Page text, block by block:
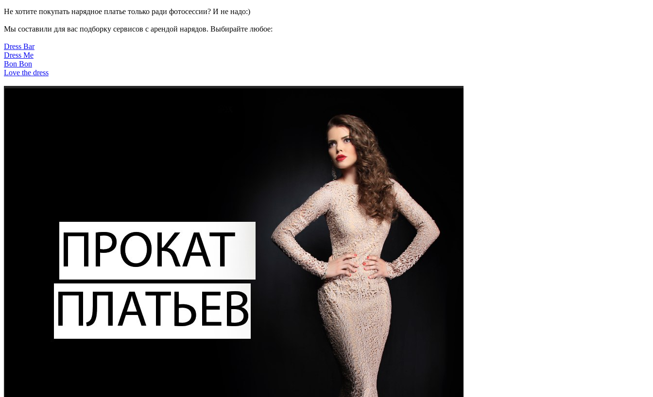
Не хотите покупать нарядное платье только ради фотосессии? И не надо:)
Мы составили для вас подборку сервисов с арендой нарядов. Выбирайте любое:
Dress Bar
Dress Me
Bon Bon
Love the dress